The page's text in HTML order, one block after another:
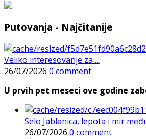
Putovanja - Najčitanije
Veliko interesovanje za ...
26/07/2026 0 comment
U prvih pet meseci ove godine
Selo Jablanica, lepota i mir
26/07/2026 0 comment